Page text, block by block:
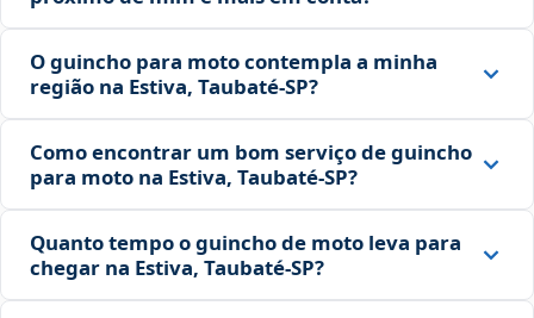
O guincho para moto contempla a minha
região na Estiva, Taubaté‑SP?
Como encontrar um bom serviço de guincho
para moto na Estiva, Taubaté‑SP?
Quanto tempo o guincho de moto leva para
chegar na Estiva, Taubaté‑SP?